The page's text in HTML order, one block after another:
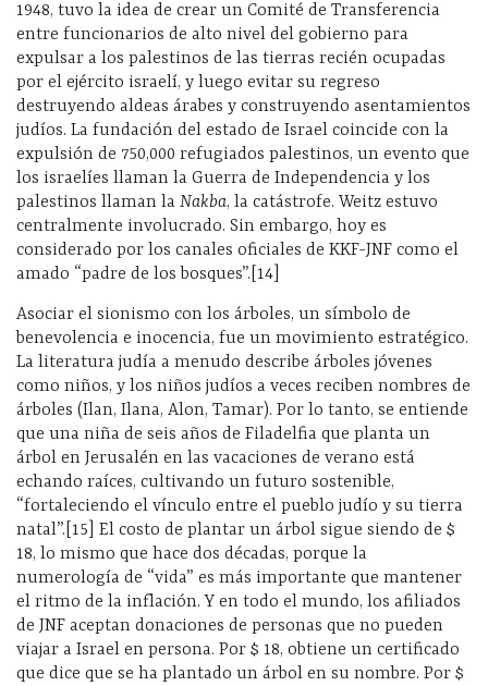
1948, tuvo la idea de crear un Comité de Transferencia
entre funcionarios de alto nivel del gobierno para
expulsar a los palestinos de las tierras recién ocupadas
por el ejército israelí, y luego evitar su regreso
destruyendo aldeas árabes y construyendo asentamientos
judíos. La fundación del estado de Israel coincide con la
expulsión de 750,000 refugiados palestinos, un evento que
los israelíes llaman la Guerra de Independencia y los
palestinos llaman la Nakba, la catástrofe. Weitz estuvo
centralmente involucrado. Sin embargo, hoy es
considerado por los canales oficiales de KKF-JNF como el
amado “padre de los bosques”.[14]
Asociar el sionismo con los árboles, un símbolo de
benevolencia e inocencia, fue un movimiento estratégico.
La literatura judía a menudo describe árboles jóvenes
como niños, y los niños judíos a veces reciben nombres de
árboles (Ilan, Ilana, Alon, Tamar). Por lo tanto, se entiende
que una niña de seis años de Filadelfia que planta un
árbol en Jerusalén en las vacaciones de verano está
echando raíces, cultivando un futuro sostenible,
“fortaleciendo el vínculo entre el pueblo judío y su tierra
natal”.[15] El costo de plantar un árbol sigue siendo de $
18, lo mismo que hace dos décadas, porque la
numerología de “vida” es más importante que mantener
el ritmo de la inflación. Y en todo el mundo, los afiliados
de JNF aceptan donaciones de personas que no pueden
viajar a Israel en persona. Por $ 18, obtiene un certificado
que dice que se ha plantado un árbol en su nombre. Por $